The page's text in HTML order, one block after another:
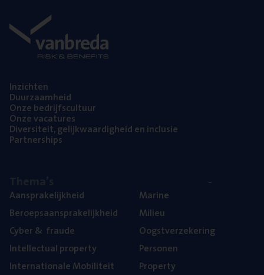
Inzich­ten
Duur­zaam­heid
Onze bedrijfs­cul­tuur
Onze vaca­tu­res
Diver­si­teit, gelijk­waar­dig­heid en inclusie
Part­ner­ships
Aan­spra­ke­lijk­heid
Beroeps­aan­spra­ke­lijk­heid
Cyber& fraude
Intel­lec­tu­al property
Inter­na­ti­o­na­le Mobiliteit
Mari­ne
Mili­eu
Oogst­ver­ze­ke­ring
Per­so­nen
Pro­per­ty